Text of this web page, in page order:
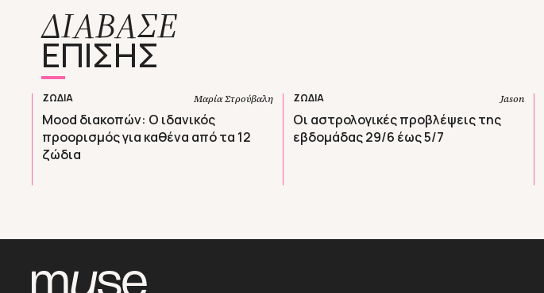
ΔΙΑΒΑΣΕ
ΕΠΙΣΗΣ
ΖΩΔΙΑ Μαρία Στρούβαλη
Mood διακοπών: O ιδανικός
προορισμός για καθένα από τα 12
ζώδια
ΖΩΔΙΑ Jason
Οι αστρολογικές προβλέψεις της
εβδομάδας 29/6 έως 5/7